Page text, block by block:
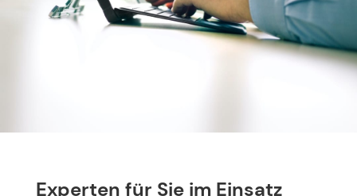
Experten für Sie im Einsatz